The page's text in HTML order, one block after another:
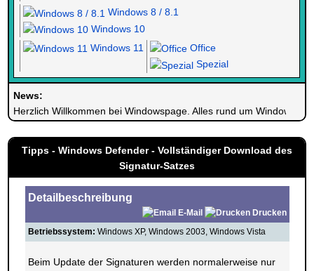
Windows 8 / 8.1
Windows 10
Windows 11
Office
Spezial
News:
Herzlich Willkommen bei Windowspage. Alles rund um Windows.
Tipps - Windows Defender - Vollständiger Download des
Signatur-Satzes
Detailbeschreibung
E-Mail
Drucken
Betriebssystem: Windows XP, Windows 2003, Windows Vista
Beim Update der Signaturen werden normalerweise nur